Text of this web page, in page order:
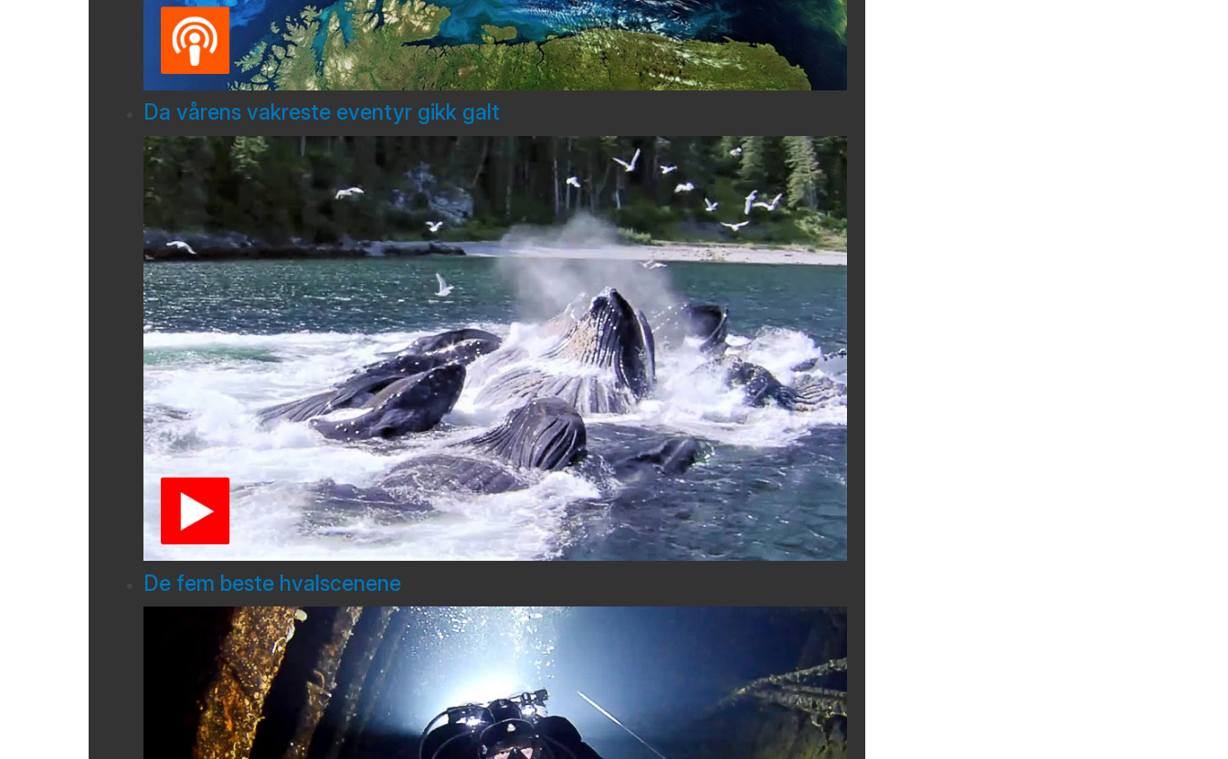
Da vårens vakreste eventyr gikk galt
De fem beste hvalscenene